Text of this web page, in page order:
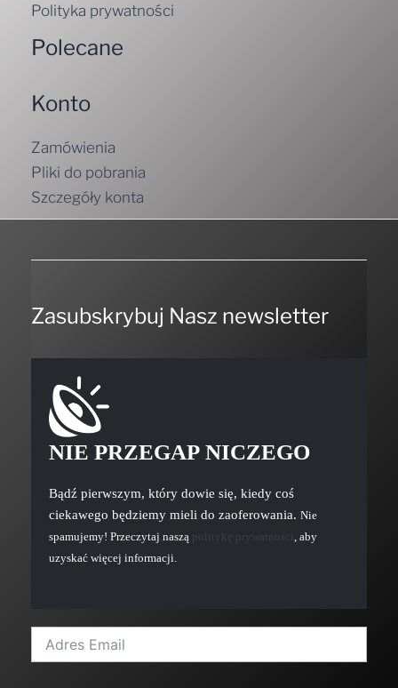
Polityka prywatności
Polecane
Konto
Zamówienia
Pliki do pobrania
Szczegóły konta
Zasubskrybuj Nasz newsletter
NIE PRZEGAP NICZEGO
Bądź pierwszym, który dowie się, kiedy coś
ciekawego będziemy mieli do zaoferowania. Nie
spamujemy! Przeczytaj naszą politykę prywatności , aby
uzyskać więcej informacji.